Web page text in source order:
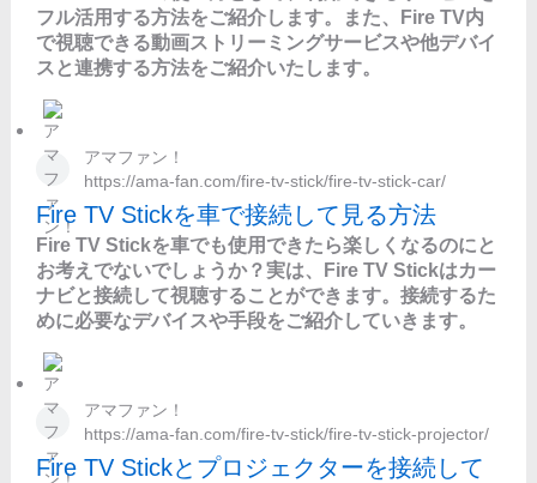
フル活用する方法をご紹介します。また、Fire TV内
で視聴できる動画ストリーミングサービスや他デバイ
スと連携する方法をご紹介いたします。
アマファン！
https://ama-fan.com/fire-tv-stick/fire-tv-stick-car/
Fire TV Stickを車で接続して見る方法
Fire TV Stickを車でも使用できたら楽しくなるのにと
お考えでないでしょうか？実は、Fire TV Stickはカー
ナビと接続して視聴することができます。接続するた
めに必要なデバイスや手段をご紹介していきます。
アマファン！
https://ama-fan.com/fire-tv-stick/fire-tv-stick-projector/
Fire TV Stickとプロジェクターを接続して